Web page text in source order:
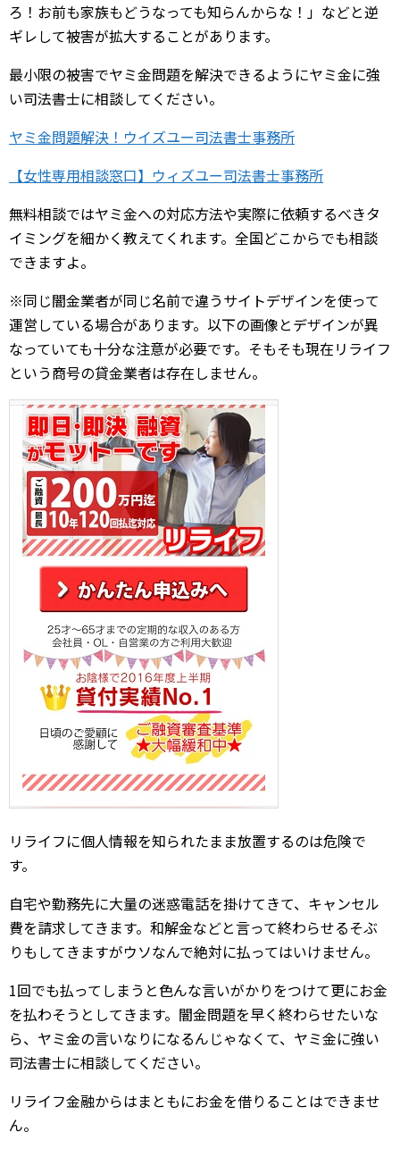
ろ！お前も家族もどうなっても知らんからな！」などと逆
ギレして被害が拡大することがあります。
最小限の被害でヤミ金問題を解決できるようにヤミ金に強
い司法書士に相談してください。
ヤミ金問題解決！ウイズユー司法書士事務所
【女性専用相談窓口】ウィズユー司法書士事務所
無料相談ではヤミ金への対応方法や実際に依頼するべきタ
イミングを細かく教えてくれます。全国どこからでも相談
できますよ。
※同じ闇金業者が同じ名前で違うサイトデザインを使って
運営している場合があります。以下の画像とデザインが異
なっていても十分な注意が必要です。そもそも現在リライフ
という商号の貸金業者は存在しません。
リライフに個人情報を知られたまま放置するのは危険で
す。
自宅や勤務先に大量の迷惑電話を掛けてきて、キャンセル
費を請求してきます。和解金などと言って終わらせるそぶ
りもしてきますがウソなんで絶対に払ってはいけません。
1回でも払ってしまうと色んな言いがかりをつけて更にお金
を払わそうとしてきます。闇金問題を早く終わらせたいな
ら、ヤミ金の言いなりになるんじゃなくて、ヤミ金に強い
司法書士に相談してください。
リライフ金融からはまともにお金を借りることはできませ
ん。